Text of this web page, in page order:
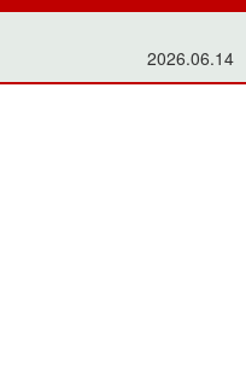
2026.06.14